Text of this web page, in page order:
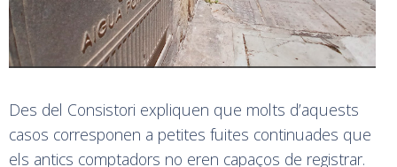
Des del Consistori expliquen que molts d’aquests
casos corresponen a petites fuites continuades que
els antics comptadors no eren capaços de registrar.